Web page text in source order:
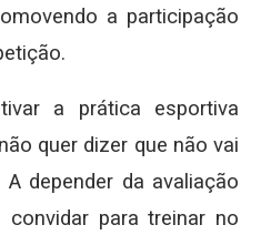
a participação
a prática esportiva
quer dizer que não vai
depender da avaliação
convidar para treinar no